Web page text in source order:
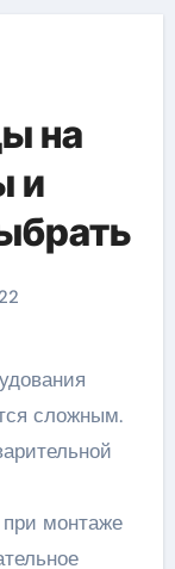
на
и
сложным.
монтаже